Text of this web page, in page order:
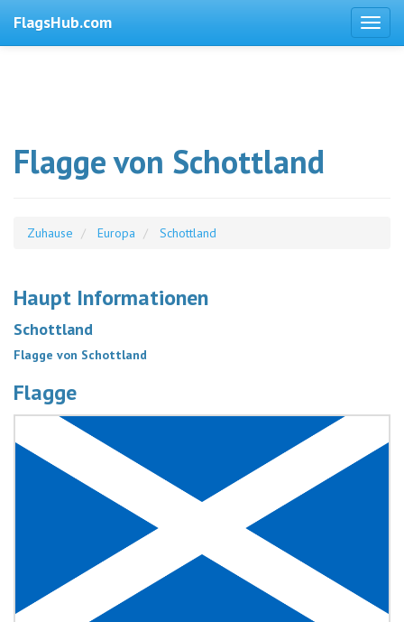
FlagsHub.com
Flagge von Schottland
Zuhause Europa Schottland
Haupt Informationen
Schottland
Flagge von Schottland
Flagge